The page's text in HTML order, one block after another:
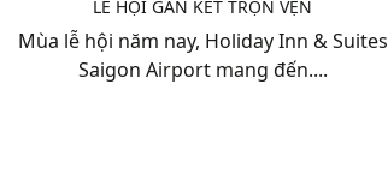
HOLIDAY INN & SUITES SAIGON AIRPORT: MÙA
LỄ HỘI GẮN KẾT TRỌN VẸN